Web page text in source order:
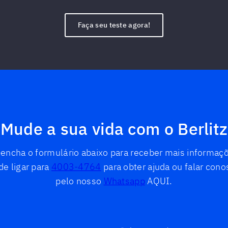
Faça seu teste agora!
Mude a sua vida com o Berlitz
o formulário abaixo para receber mais
ligar para 4003-4764 para obter ajuda ou falar
pelo nosso WhatsappAQUI.